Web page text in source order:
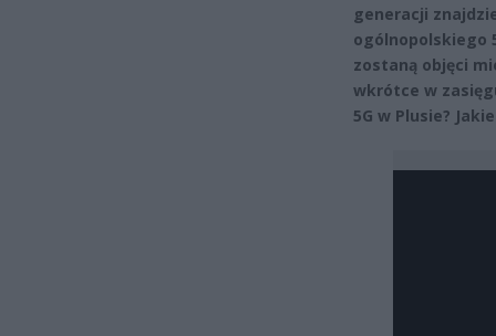
generacji
ogólnopolskiego
zostaną objęci
wkrótce w
5G w Plusie?